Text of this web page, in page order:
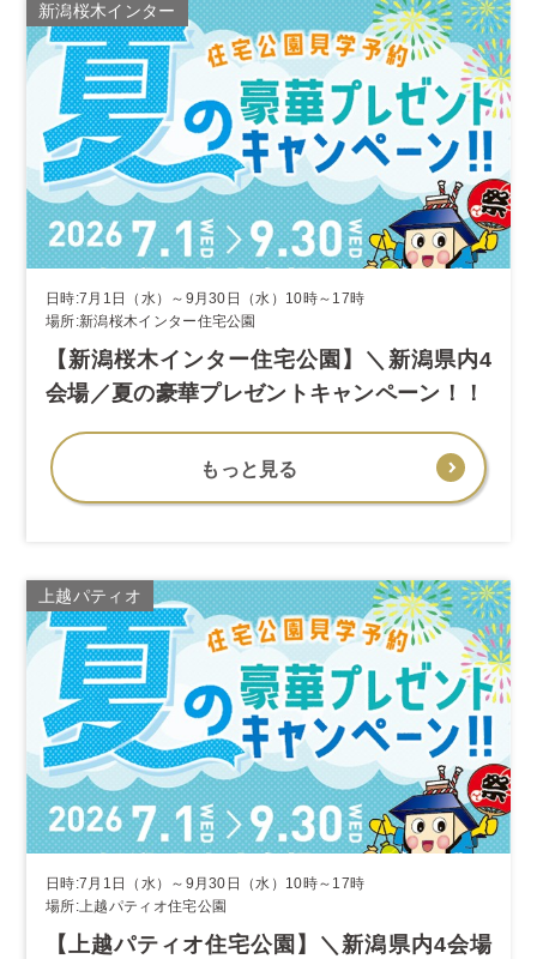
新潟桜木インター
日時:7月1日（水）～9月30日（水）10時～17時
場所:新潟桜木インター住宅公園
【新潟桜木インター住宅公園】＼新潟県内4
会場／夏の豪華プレゼントキャンペーン！！
もっと見る
上越パティオ
日時:7月1日（水）～9月30日（水）10時～17時
場所:上越パティオ住宅公園
【上越パティオ住宅公園】＼新潟県内4会場